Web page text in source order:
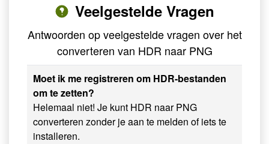
Veelgestelde Vragen
Antwoorden op veelgestelde vragen over het
converteren van HDR naar PNG
Moet ik me registreren om HDR-bestanden
om te zetten?
Helemaal niet! Je kunt HDR naar PNG
converteren zonder je aan te melden of iets te
installeren.